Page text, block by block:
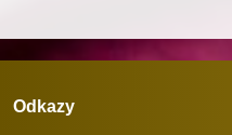
Odkazy